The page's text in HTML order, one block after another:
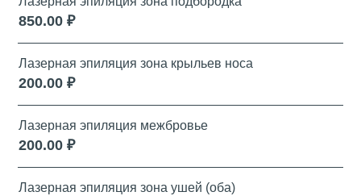
850.00 ₽
Лазерная эпиляция зона крыльев носа
200.00 ₽
Лазерная эпиляция межбровье
200.00 ₽
Лазерная эпиляция зона ушей (оба)